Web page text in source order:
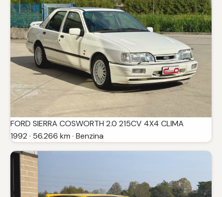
FORD SIERRA COSWORTH 2.0 215CV 4X4 CLIMA
1992 · 56.266 km · Benzina